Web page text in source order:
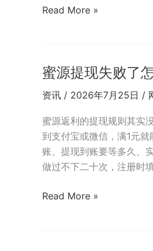
999333
比
告
诉
你
蜜
淘
账
号：
完
整
步
和
Read More »
蜜源提现失败了
资讯 / 2026年7月25日 /
蜜源返利的提现规则其实
到支付宝或微信，满1元
账、提现到账要等多久、
做过不下二十次，注册时
蜜
Read More »